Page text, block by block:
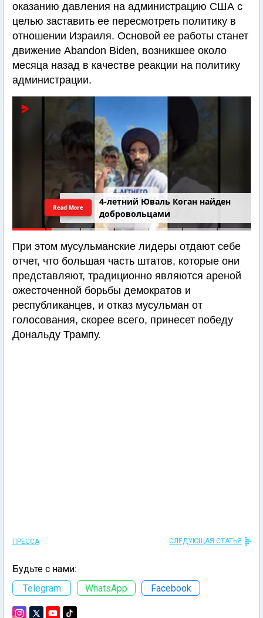
оказанию давления на администрацию США с
целью заставить ее пересмотреть политику в
отношении Израиля. Основой ее работы станет
движение Abandon Biden, возникшее около
месяца назад в качестве реакции на политику
администрации.
4-летний Юваль Коган найден
добровольцами
Read More
При этом мусульманские лидеры отдают себе
отчет, что большая часть штатов, которые они
представляют, традиционно являются ареной
ожесточенной борьбы демократов и
республиканцев, и отказ мусульман от
голосования, скорее всего, принесет победу
Дональду Трампу.
ПРЕССА СЛЕДУЮЩАЯ СТАТЬЯ
Будьте с нами:
Telegram
WhatsApp Facebook